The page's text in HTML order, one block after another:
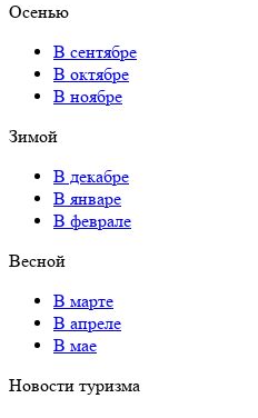
Осенью
В сентябре
В октябре
В ноябре
Зимой
В декабре
В январе
В феврале
Весной
В марте
В апреле
В мае
Новости туризма